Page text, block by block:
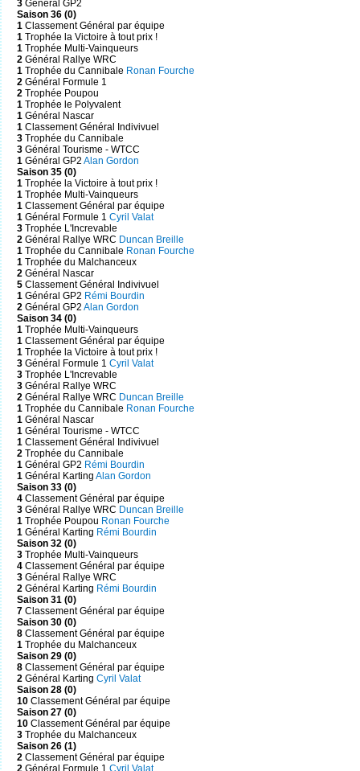
3 Général GP2
Saison 36 (0)
1 Classement Général par équipe
1 Trophée la Victoire à tout prix !
1 Trophée Multi-Vainqueurs
2 Général Rallye WRC
1 Trophée du Cannibale Ronan Fourche
2 Général Formule 1
2 Trophée Poupou
1 Trophée le Polyvalent
1 Général Nascar
1 Classement Général Indivivuel
3 Trophée du Cannibale
3 Général Tourisme - WTCC
1 Général GP2Alan Gordon
Saison 35 (0)
1 Trophée la Victoire à tout prix !
1 Trophée Multi-Vainqueurs
1 Classement Général par équipe
1 Général Formule 1Cyril Valat
3 Trophée L'Increvable
2 Général Rallye WRC Duncan Breille
1 Trophée du Cannibale Ronan Fourche
1 Trophée du Malchanceux
2 Général Nascar
5 Classement Général Indivivuel
1 Général GP2 Rémi Bourdin
2 Général GP2Alan Gordon
Saison 34 (0)
1 Trophée Multi-Vainqueurs
1 Classement Général par équipe
1 Trophée la Victoire à tout prix !
3 Général Formule 1Cyril Valat
3 Trophée L'Increvable
3 Général Rallye WRC
2 Général Rallye WRC Duncan Breille
1 Trophée du Cannibale Ronan Fourche
1 Général Nascar
1 Général Tourisme - WTCC
1 Classement Général Indivivuel
2 Trophée du Cannibale
1 Général GP2 Rémi Bourdin
1 Général KartingAlan Gordon
Saison 33 (0)
4 Classement Général par équipe
3 Général Rallye WRC Duncan Breille
1 Trophée Poupou Ronan Fourche
1 Général Karting Rémi Bourdin
Saison 32 (0)
3 Trophée Multi-Vainqueurs
4 Classement Général par équipe
3 Général Rallye WRC
2 Général Karting Rémi Bourdin
Saison 31 (0)
7 Classement Général par équipe
Saison 30 (0)
8 Classement Général par équipe
1 Trophée du Malchanceux
Saison 29 (0)
8 Classement Général par équipe
2 Général KartingCyril Valat
Saison 28 (0)
10 Classement Général par équipe
Saison 27 (0)
10 Classement Général par équipe
3 Trophée du Malchanceux
Saison 26 (1)
2 Classement Général par équipe
2 Général Formule 1Cyril Valat